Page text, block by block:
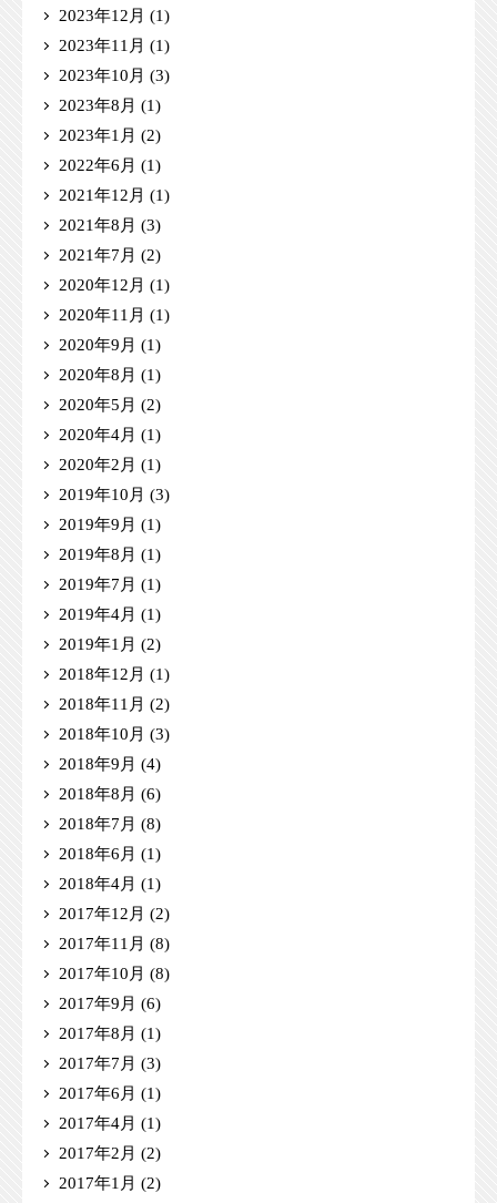
2023年12月 (1)
2023年11月 (1)
2023年10月 (3)
2023年8月 (1)
2023年1月 (2)
2022年6月 (1)
2021年12月 (1)
2021年8月 (3)
2021年7月 (2)
2020年12月 (1)
2020年11月 (1)
2020年9月 (1)
2020年8月 (1)
2020年5月 (2)
2020年4月 (1)
2020年2月 (1)
2019年10月 (3)
2019年9月 (1)
2019年8月 (1)
2019年7月 (1)
2019年4月 (1)
2019年1月 (2)
2018年12月 (1)
2018年11月 (2)
2018年10月 (3)
2018年9月 (4)
2018年8月 (6)
2018年7月 (8)
2018年6月 (1)
2018年4月 (1)
2017年12月 (2)
2017年11月 (8)
2017年10月 (8)
2017年9月 (6)
2017年8月 (1)
2017年7月 (3)
2017年6月 (1)
2017年4月 (1)
2017年2月 (2)
2017年1月 (2)